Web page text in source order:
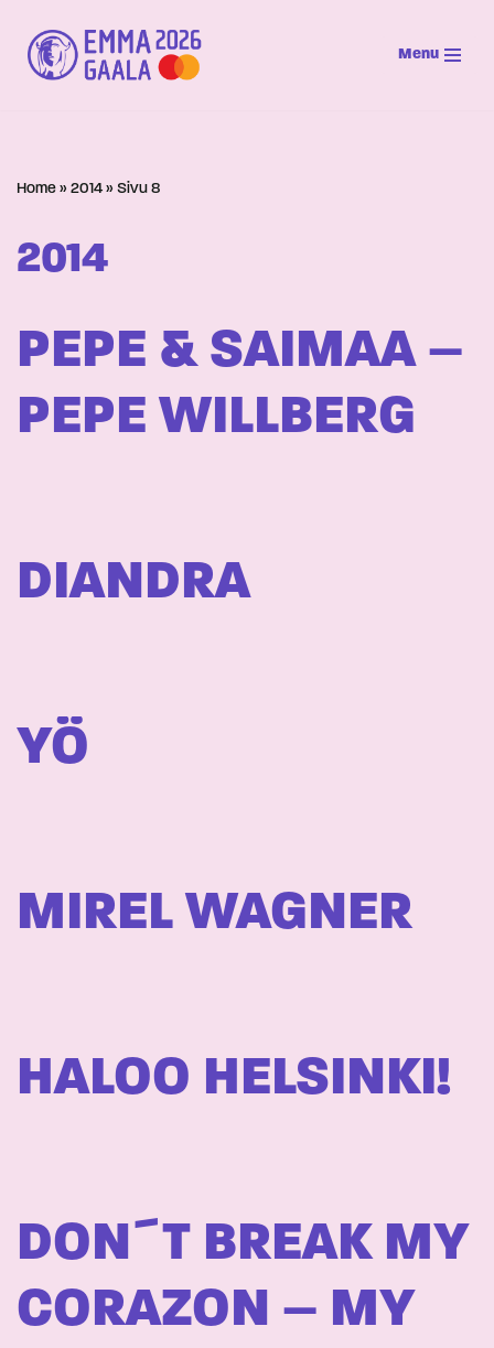
Siirry
suoraan
Menu
Home » 2014 » Sivu 8
2014
PEPE & SAIMAA –
PEPE WILLBERG
DIANDRA
YÖ
MIREL WAGNER
HALOO HELSINKI!
DON´T BREAK MY
CORAZON – MY